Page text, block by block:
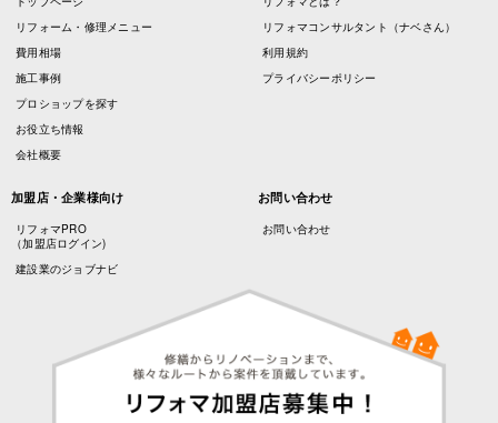
リフォーム・修理メニュー
費用相場
施工事例
プロショップを探す
お役立ち情報
会社概要
リフォマコンサルタント（ナベさん）
利用規約
プライバシーポリシー
加盟店・企業様向け
リフォマPRO
（加盟店ログイン)
建設業のジョブナビ
お問い合わせ
お問い合わせ